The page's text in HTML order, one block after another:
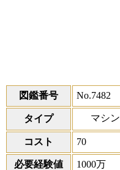
図鑑番号 No.7482
タイプ マシン
コスト 70
必要経験値 1000万